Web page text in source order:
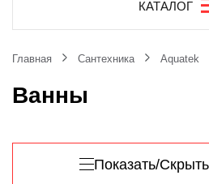
КАТАЛОГ
Главная Сантехника Aquatek
Ванны
Показать/